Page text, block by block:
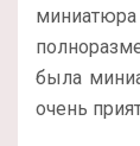
была
очень